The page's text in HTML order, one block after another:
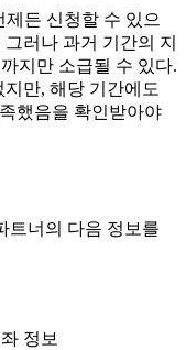
제든 신청할 수 있으
러나 과거 기간의 지
지만 소급될 수 있다.
만, 해당 기간에도
했음을 확인받아야
트너의 다음 정보를
정보